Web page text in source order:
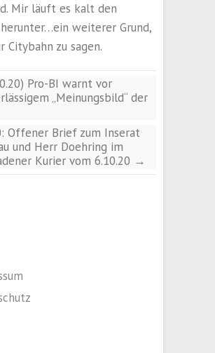
Mir läuft es kalt den
weiterer Grund,
Citybahn zu sagen.
Pro-BI warnt vor
„Meinungsbild“ der
Offener Brief zum Inserat
und Herr Doehring im
Kurier vom 6.10.20 →